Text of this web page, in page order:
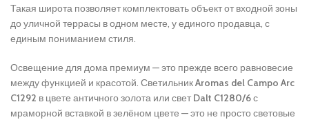
Такая широта позволяет комплектовать объект от входной зоны
до уличной террасы в одном месте, у единого продавца, с
единым пониманием стиля.
Освещение для дома премиум — это прежде всего равновесие
между функцией и красотой. СветильникAromas del Campo Arc
C1292 в цвете античного золота или свет Dalt C1280/6с
мраморной вставкой в зелёном цвете — это не просто световые